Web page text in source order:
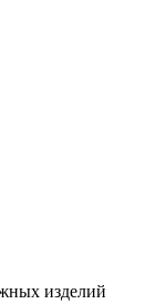
изделий